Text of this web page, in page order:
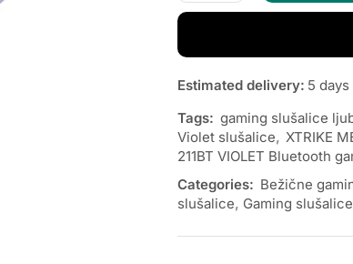
Estimated delivery: 5 days
Tags: gaming slušalice
Violet slušalice, XTRIKE
211BT VIOLET Bluetooth
Categories: Bežične
slušalice, Gaming slušalice